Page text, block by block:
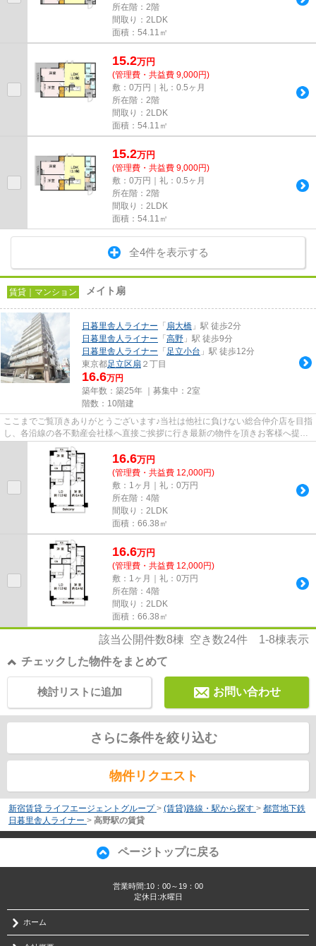
所在階：2階
間取り：2LDK
面積：54.11㎡
15.2万円
(管理費・共益費 9,000円)
敷：0万円｜礼：0.5ヶ月
所在階：2階
間取り：2LDK
面積：54.11㎡
15.2万円
(管理費・共益費 9,000円)
敷：0万円｜礼：0.5ヶ月
所在階：2階
間取り：2LDK
面積：54.11㎡
全4件を表示する
賃貸｜マンション メイト扇
日暮里舎人ライナー 「 扇大橋 」駅 徒歩2分
日暮里舎人ライナー 「 高野 」駅 徒歩9分
日暮里舎人ライナー 「 足立小台 」駅 徒歩12分
東京都足立区扇 ２丁目
16.6万円
築年数：築25年 ｜募集中： 2室
階数：10階建
ここまでご覧頂きありがとうございます♪当社は他社に負けない総合仲介店を目指
し、各沿線の各不動産会社様へ直接ご挨拶に行き最新の物件を頂きお客様へ提供
しております！最新の情報は...
16.6万円
(管理費・共益費 12,000円)
敷：1ヶ月｜礼：0万円
所在階：4階
間取り：2LDK
面積：66.38㎡
16.6万円
(管理費・共益費 12,000円)
敷：1ヶ月｜礼：0万円
所在階：4階
間取り：2LDK
面積：66.38㎡
該当公開件数8棟 空き数24件 1-8棟表示
チェックした物件をまとめて
お問い合わせ
検討リストに追加
さらに条件を絞り込む
物件リクエスト
新宿賃貸 ライフエージェントグループ > (賃貸)路線・駅から探す > 都営地下鉄
日暮里舎人ライナー > 高野駅の賃貸
ページトップに戻る
営業時間:10：00～19：00
定休日:水曜日
ホーム